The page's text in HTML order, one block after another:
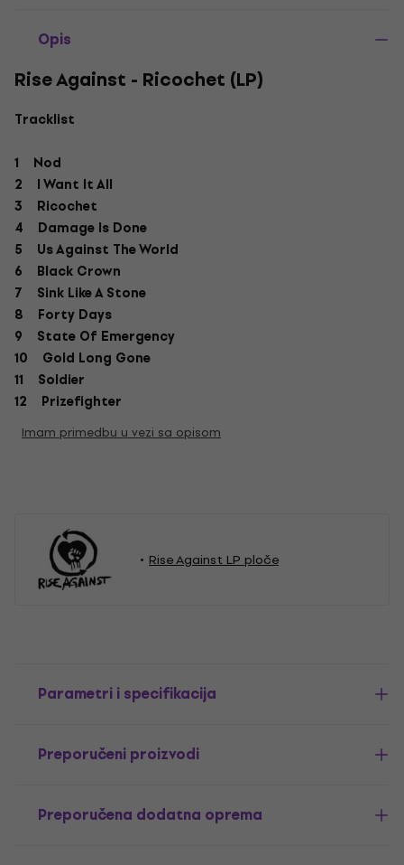
Opis
Rise Against - Ricochet (LP)
Tracklist
1 Nod
2 I Want It All
3 Ricochet
4 Damage Is Done
5 Us Against The World
6 Black Crown
7 Sink Like A Stone
8 Forty Days
9 State Of Emergency
10 Gold Long Gone
11 Soldier
12 Prizefighter
Imam primedbu u vezi sa opisom
Rise Against LP ploče
Parametri i specifikacija
Preporučeni proizvodi
Preporučena dodatna oprema